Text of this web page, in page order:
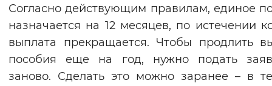
Цвет сайта
Монохромный Инверсивный
Синий фон
Согласно действующим правилам, единое
назначается на 12 месяцев, по истечении
выплата прекращается. Чтобы продлить
пособия еще на год, нужно подать
заново. Сделать это можно заранее – в